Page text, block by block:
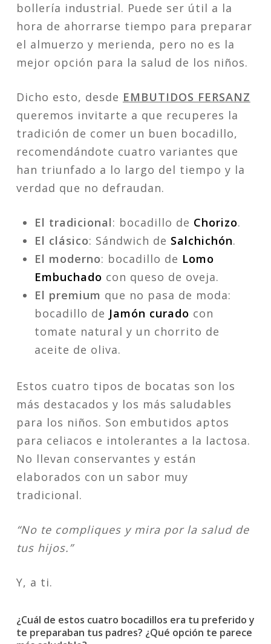
bollería industrial. Puede ser útil a la
hora de ahorrarse tiempo para preparar
el almuerzo y merienda, pero no es la
mejor opción para la salud de los niños.
Dicho esto, desde EMBUTIDOS FERSANZ
queremos invitarte a que recuperes la
tradición de comer un buen bocadillo,
recomendándote cuatro variantes que
han triunfado a lo largo del tiempo y la
verdad que no defraudan.
El tradicional: bocadillo de Chorizo.
El clásico: Sándwich de Salchichón.
El moderno: bocadillo de Lomo
Embuchado con queso de oveja.
El premium que no pasa de moda:
bocadillo de Jamón curado con
tomate natural y un chorrito de
aceite de oliva.
Estos cuatro tipos de bocatas son los
más destacados y los más saludables
para los niños. Son embutidos aptos
para celiacos e intolerantes a la lactosa.
No llevan conservantes y están
elaborados con un sabor muy
tradicional.
“No te compliques y mira por la salud de
tus hijos.”
Y, a ti.
¿Cuál de estos cuatro bocadillos era tu preferido y
te preparaban tus padres? ¿Qué opción te parece